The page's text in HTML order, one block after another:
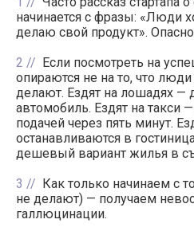
начинается с фразы: «Люди
делаю свой продукт». Опасно
2
Если посмотреть на
опираются не на то, что люди
делают. Ездят на лошадях
автомобиль. Ездят на такси
подачей через пять минут.
останавливаются в
дешевый вариант жилья в
3
Как только начинаем с
не делают) — получаем
галлюцинации.